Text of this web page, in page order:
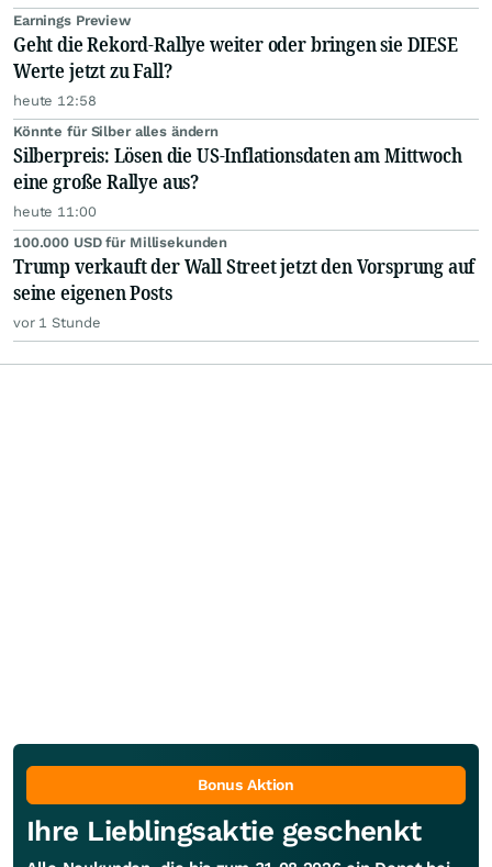
Earnings Preview
Geht die Rekord-Rallye weiter oder bringen sie DIESE
Werte jetzt zu Fall?
heute 12:58
Könnte für Silber alles ändern
Silberpreis: Lösen die US-Inflationsdaten am Mittwoch
eine große Rallye aus?
heute 11:00
100.000 USD für Millisekunden
Trump verkauft der Wall Street jetzt den Vorsprung auf
seine eigenen Posts
vor 1 Stunde
Bonus Aktion
Ihre Lieblingsaktie geschenkt